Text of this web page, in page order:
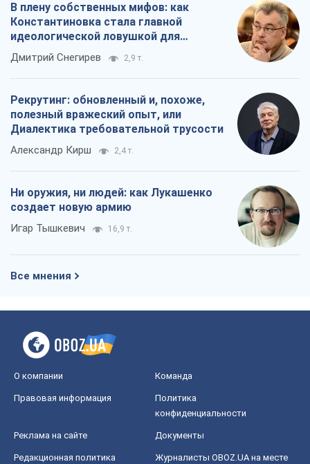
В плену собственных мифов: как
Константиновка стала главной
идеологической ловушкой для
российских оккупантов
Дмитрий Снегирев 2,9 т.
Рекрутинг: обновленный и, похоже,
полезный вражеский опыт, или
Диалектика требовательной трусости
Александр Кирш 2,4 т.
Ни оружия, ни людей: как Лукашенко
создает новую армию
Игар Тышкевич 16,9 т.
Все мнения
О компании Команда
Правовая информация
Политика
конфиденциальности
Реклама на сайте Документы
Редакционная политика
Журналисты OBOZ.UA на месте